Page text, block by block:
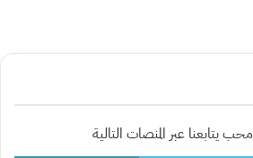
محب يتابعنا عبر المنصات التالية